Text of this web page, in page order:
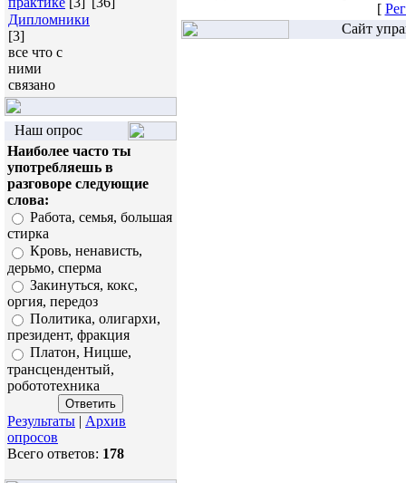
Дипломники
[3]
все что с
ними
связано
Наш опрос
Наиболее часто ты
употребляешь в
разговоре следующие
слова:
Работа, семья, большая
стирка
Кровь, ненависть,
дерьмо, сперма
Закинуться, кокс,
оргия, передоз
Политика, олигархи,
президент, фракция
Платон, Ницше,
трансцендентый,
робототехника
Результаты | Архив
опросов
Всего ответов: 178
[
Сайт